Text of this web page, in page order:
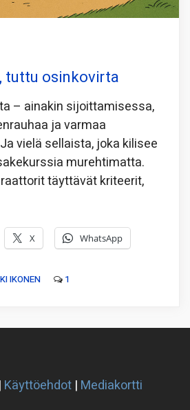
tuttu osinkovirta
– ainakin sijoittamisessa,
ja varmaa
vielä sellaista, joka kilisee
murehtimatta.
täyttävät kriteerit,
X WhatsApp
IKONEN 1
| Käyttöehdot | Mediakortti